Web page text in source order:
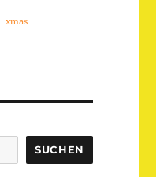
xmas
SUCHEN